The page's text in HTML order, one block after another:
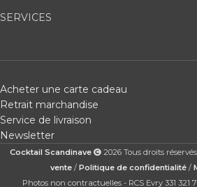
SERVICES
Acheter une carte cadeau
Retrait marchandise
Service de livraison
Newsletter
Cocktail Scandinave 2026 Tous droits
vente/ Politique de confidentialité/
Photos non contractuelles - RCS Evry 331 321